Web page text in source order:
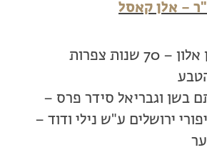
– אלן קאסל
10:50-10:20 דן אלון – 70 שנות צפרות
10:50 יותם בשן וגבריאל סידר פרס –
ירושלים ע"ש נילי ודוד –